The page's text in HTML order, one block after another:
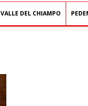
VALLE DEL CHIAMPO